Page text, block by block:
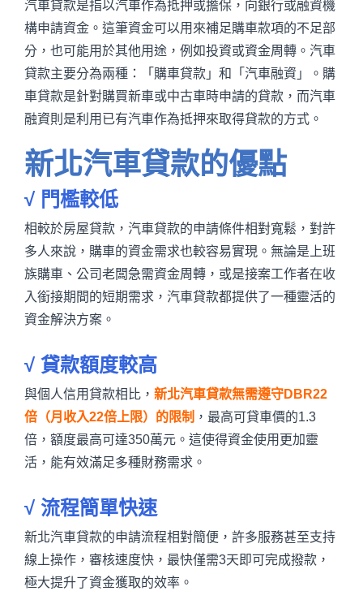
汽車貸款是指以汽車作為抵押或擔保，向銀行或融資機
構申請資金。這筆資金可以用來補足購車款項的不足部
分，也可能用於其他用途，例如投資或資金周轉。汽車
貸款主要分為兩種：「購車貸款」和「汽車融資」。購
車貸款是針對購買新車或中古車時申請的貸款，而汽車
融資則是利用已有汽車作為抵押來取得貸款的方式。
新北汽車貸款的優點
√ 門檻較低
相較於房屋貸款，汽車貸款的申請條件相對寬鬆，對許
多人來說，購車的資金需求也較容易實現。無論是上班
族購車、公司老闆急需資金周轉，或是接案工作者在收
入銜接期間的短期需求，汽車貸款都提供了一種靈活的
資金解決方案。
√ 貸款額度較高
與個人信用貸款相比， 新北汽車貸款無需遵守DBR22
倍（月收入22倍上限）的限制 ，最高可貸車價的1.3
倍，額度最高可達350萬元。這使得資金使用更加靈
活，能有效滿足多種財務需求。
√ 流程簡單快速
新北汽車貸款的申請流程相對簡便，許多服務甚至支持
線上操作，審核速度快，最快僅需3天即可完成撥款，
極大提升了資金獲取的效率。